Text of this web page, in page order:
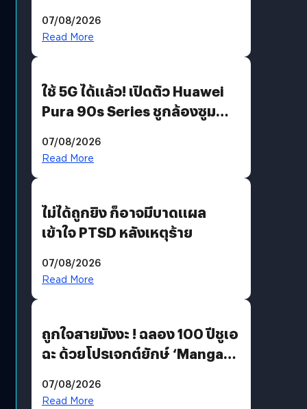
บริโภคและ B2B
07/08/2026
Read More
ใช้ 5G ได้แล้ว! เปิดตัว Huawei
Pura 90s Series ชูกล้องซูม
07/08/2026
Read More
ไม่ได้ถูกยิง ก็อาจมีบาดแผล
เข้าใจ PTSD หลังเหตุร้าย
07/08/2026
Read More
ถูกใจสายมังงะ ! ฉลอง 100 ปีชูเอ
ฉะ ด้วยโปรเจกต์ยักษ์ ‘Manga
มีภาษาไทยด้วย
07/08/2026
Read More